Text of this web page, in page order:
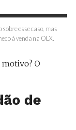
esse caso, mas
à venda na OLX.
O
de